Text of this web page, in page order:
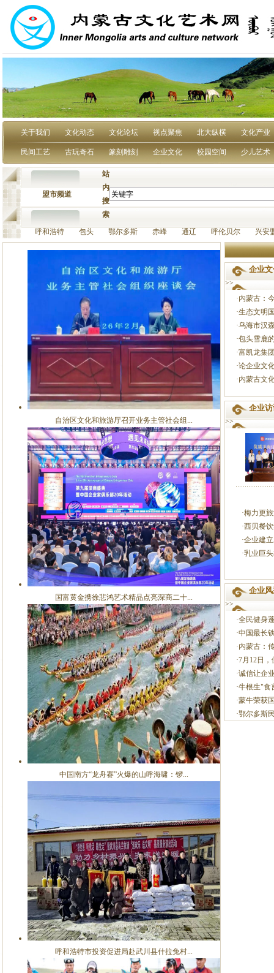
关于我们 文化动态 文化论坛 视点聚焦 北大纵横 文化产业
民间工艺 古玩奇石 篆刻雕刻 企业文化 校园空间 少儿艺术
盟市频道
站
内
搜
索
呼和浩特 包头 鄂尔多斯 赤峰 通辽 呼伦贝尔 兴安
自治区文化和旅游厅召开业务主管社会组...
国富黄金携徐悲鸿艺术精品点亮深商二十...
中国南方“龙舟赛”火爆的山呼海啸：锣...
呼和浩特市投资促进局赴武川县什拉兔村...
企业文
>>
·内蒙古：
·生态文明
·乌海市汉
·包头雪鹿
·富凯龙集
·论企业文
·内蒙古文
企业访
>>
·梅力更
·西贝餐
·企业建
·乳业巨
企业风
>>
·全民健身
·中国最长
·内蒙古：
·7月12日
·诚信让企
·牛根生"
·蒙牛荣获
·鄂尔多斯